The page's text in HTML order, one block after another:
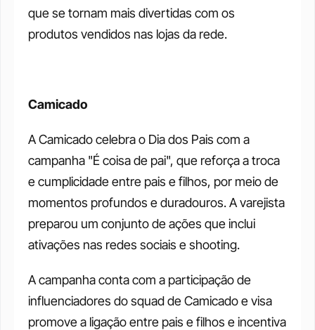
que se tornam mais divertidas com os
produtos vendidos nas lojas da rede.
Camicado
A Camicado celebra o Dia dos Pais com a
campanha "É coisa de pai", que reforça a troca
e cumplicidade entre pais e filhos, por meio de
momentos profundos e duradouros. A varejista
preparou um conjunto de ações que inclui
ativações nas redes sociais e shooting.
A campanha conta com a participação de
influenciadores do squad de Camicado e visa
promove a ligação entre pais e filhos e incentiva